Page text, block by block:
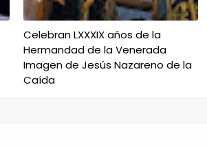
Celebran LXXXIX años de la
Hermandad de la Venerada
Imagen de Jesús Nazareno de la
Caída